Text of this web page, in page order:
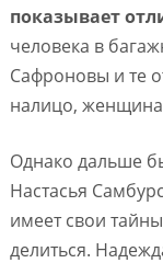
показывает
человека в
Сафроновы и те
налицо, женщина
Однако дальше
Настасья
имеет свои
делиться.